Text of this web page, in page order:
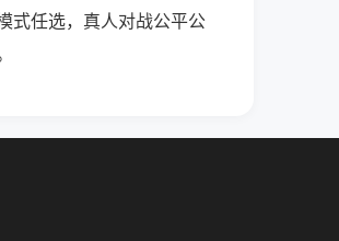
式任选，真人对战公平公